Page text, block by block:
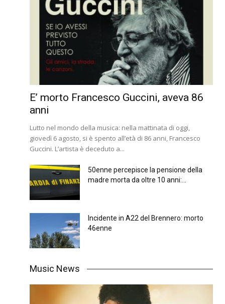
E’ morto Francesco Guccini, aveva 86
anni
Lutto nel mondo della musica: nella mattinata di oggi,
giovedì 6 agosto, si è spento all’età di 86 anni, Francesco
Guccini. L’artista è deceduto a...
50enne percepisce la pensione della
madre morta da oltre 10 anni:...
Incidente in A22 del Brennero: morto
46enne
Music News